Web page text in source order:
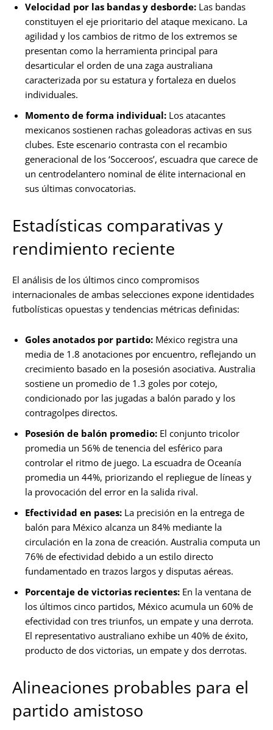
Velocidad por las bandas y desborde: Las bandas
constituyen el eje prioritario del ataque mexicano. La
agilidad y los cambios de ritmo de los extremos se
presentan como la herramienta principal para
desarticular el orden de una zaga australiana
caracterizada por su estatura y fortaleza en duelos
individuales.
Momento de forma individual: Los atacantes
mexicanos sostienen rachas goleadoras activas en sus
clubes. Este escenario contrasta con el recambio
generacional de los ‘Socceroos’, escuadra que carece de
un centrodelantero nominal de élite internacional en
sus últimas convocatorias.
Estadísticas comparativas y
rendimiento reciente
El análisis de los últimos cinco compromisos
internacionales de ambas selecciones expone identidades
futbolísticas opuestas y tendencias métricas definidas:
Goles anotados por partido: México registra una
media de 1.8 anotaciones por encuentro, reflejando un
crecimiento basado en la posesión asociativa. Australia
sostiene un promedio de 1.3 goles por cotejo,
condicionado por las jugadas a balón parado y los
contragolpes directos.
Posesión de balón promedio: El conjunto tricolor
promedia un 56% de tenencia del esférico para
controlar el ritmo de juego. La escuadra de Oceanía
promedia un 44%, priorizando el repliegue de líneas y
la provocación del error en la salida rival.
Efectividad en pases: La precisión en la entrega de
balón para México alcanza un 84% mediante la
circulación en la zona de creación. Australia computa un
76% de efectividad debido a un estilo directo
fundamentado en trazos largos y disputas aéreas.
Porcentaje de victorias recientes: En la ventana de
los últimos cinco partidos, México acumula un 60% de
efectividad con tres triunfos, un empate y una derrota.
El representativo australiano exhibe un 40% de éxito,
producto de dos victorias, un empate y dos derrotas.
Alineaciones probables para el
partido amistoso